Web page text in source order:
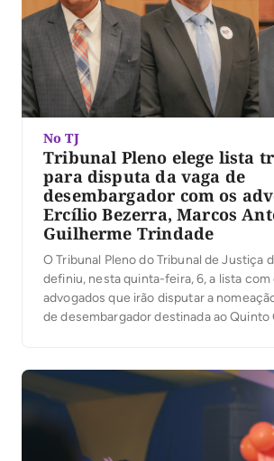
No TJ
Tribunal Pleno elege lista
para disputa da vaga de
desembargador com os
Ercílio Bezerra, Marcos
Guilherme Trindade
O Tribunal Pleno do Tribunal de Justiça
definiu, nesta quinta-feira, 6, a lista com
advogados que irão disputar a
de desembargador destinada ao Quinto
na abertura da votação, que da lista